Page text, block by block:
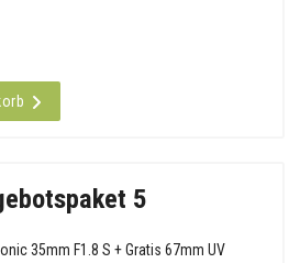
5
35mm F1.8 S + Gratis 67mm UV